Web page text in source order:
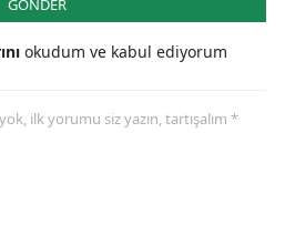
GÖNDER
okudum ve kabul ediyorum
ilk yorumu siz yazın, tartışalım *